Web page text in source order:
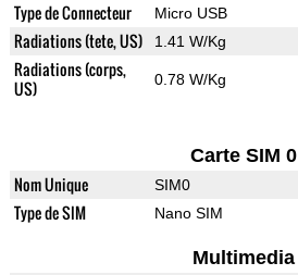
Type de Connecteur Micro USB
Radiations (tete, US) 1.41 W/Kg
Radiations (corps,
US)
0.78 W/Kg
Carte SIM 0
Nom Unique SIM0
Type de SIM Nano SIM
Multimedia